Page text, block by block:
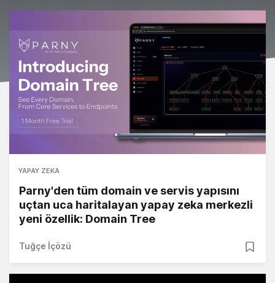
YAPAY ZEKA
Parny'den tüm domain ve servis yapısını
uçtan uca haritalayan yapay zeka merkezli
yeni özellik: Domain Tree
Tuğçe İçözü